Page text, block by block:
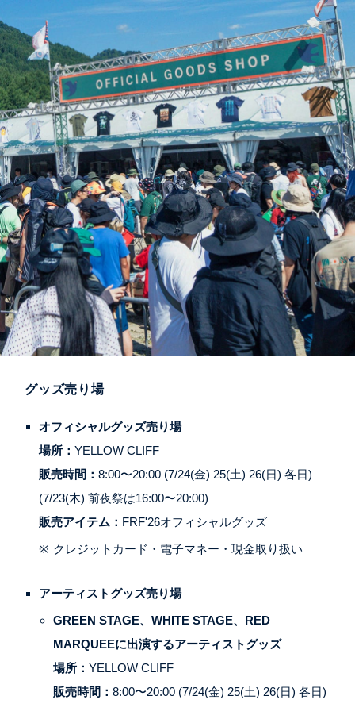
グッズ売り場
オフィシャルグッズ売り場
場所：YELLOW CLIFF
販売時間：8:00〜20:00 (7/24(金) 25(土) 26(日) 各日)
(7/23(木) 前夜祭は16:00〜20:00)
販売アイテム： FRF'26オフィシャルグッズ
クレジットカード・電子マネー・現金取り扱い
アーティストグッズ売り場
GREEN STAGE、WHITE STAGE、RED
MARQUEEに出演するアーティストグッズ
場所：YELLOW CLIFF
販売時間：8:00〜20:00 (7/24(金) 25(土) 26(日) 各日)